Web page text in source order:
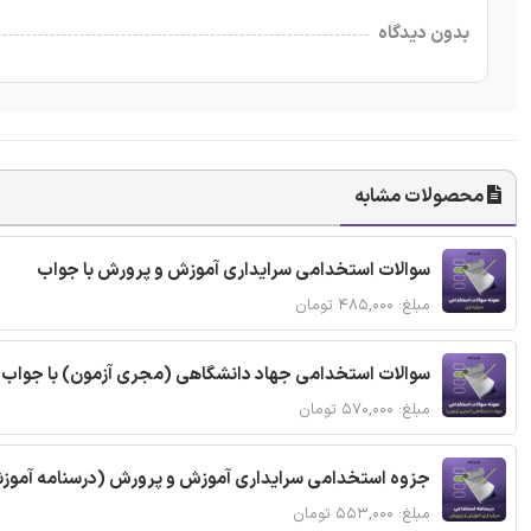
بدون دیدگاه
محصولات مشابه
سوالات استخدامی سرایداری آموزش و پرورش با جواب
مبلغ: ۴۸۵,۰۰۰ تومان
سوالات استخدامی جهاد دانشگاهی (مجری آزمون) با جواب
مبلغ: ۵۷۰,۰۰۰ تومان
جزوه استخدامی سرایداری آموزش و پرورش (درسنامه
مبلغ: ۵۵۳,۰۰۰ تومان